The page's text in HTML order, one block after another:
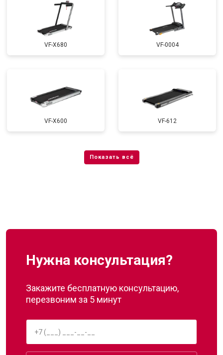
VF-X680 VF-0004
VF-X600 VF-612
Нужна консультация?
Закажите бесплатную консультацию,
перезвоним за 5 минут